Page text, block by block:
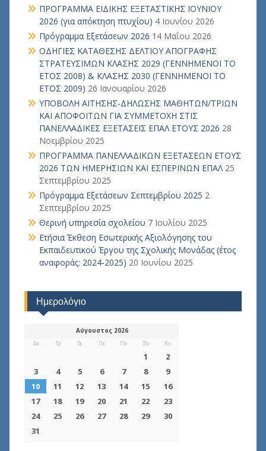
ΠΡΟΓΡΑΜΜΑ ΕΙΔΙΚΗΣ ΕΞΕΤΑΣΤΙΚΗΣ ΙΟΥΝΙΟΥ
2026 (για απόκτηση πτυχίου) 4 Ιουνίου 2026
Πρόγραμμα Εξετάσεων 2026 14 Μαΐου 2026
ΟΔΗΓΙΕΣ ΚΑΤΑΘΕΣΗΣ ΔΕΛΤΙΟΥ ΑΠΟΓΡΑΦΗΣ
ΣΤΡΑΤΕΥΣΙΜΩΝ ΚΛΑΣΗΣ 2029 (ΓΕΝΝΗΜΕΝΟΙ ΤΟ
ΕΤΟΣ 2008) & ΚΛΑΣΗΣ 2030 (ΓΕΝΝΗΜΕΝΟΙ ΤΟ
ΕΤΟΣ 2009) 26 Ιανουαρίου 2026
ΥΠΟΒΟΛΗ ΑΙΤΗΣΗΣ-ΔΗΛΩΣΗΣ ΜΑΘΗΤΩΝ/ΤΡΙΩΝ
ΚΑΙ ΑΠΟΦΟΙΤΩΝ ΓΙΑ ΣΥΜΜΕΤΟΧΗ ΣΤΙΣ
ΠΑΝΕΛΛΑΔΙΚΕΣ ΕΞΕΤΑΣΕΙΣ ΕΠΑΛ ΕΤΟΥΣ 2026 28
Νοεμβρίου 2025
ΠΡΟΓΡΑΜΜΑ ΠΑΝΕΛΛΑΔΙΚΩΝ ΕΞΕΤΑΣΕΩΝ ΕΤΟΥΣ
2026 ΤΩΝ ΗΜΕΡΗΣΙΩΝ ΚΑΙ ΕΣΠΕΡΙΝΩΝ ΕΠΑΛ 25
Σεπτεμβρίου 2025
Πρόγραμμα Εξετάσεων Σεπτεμβρίου 2025 2
Σεπτεμβρίου 2025
Θερινή υπηρεσία σχολείου 7 Ιουλίου 2025
Ετήσια Έκθεση Εσωτερικής Αξιολόγησης του
Εκπαιδευτικού Έργου της Σχολικής Μονάδας (έτος
αναφοράς: 2024-2025) 20 Ιουνίου 2025
Ημερολόγιο